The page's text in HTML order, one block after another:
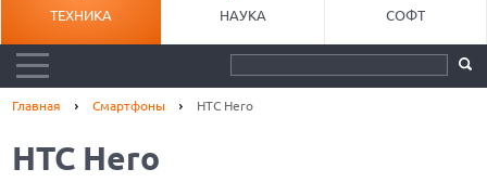
ТЕХНИКА НАУКА СОФТ
Главная Смартфоны HTC Hero
HTC Hero